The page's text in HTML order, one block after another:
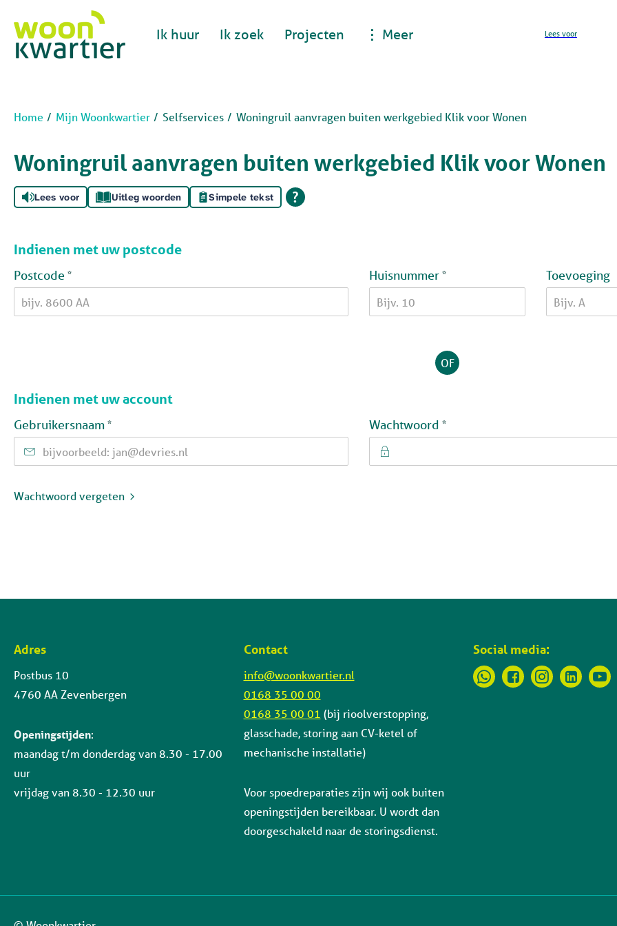
Naar de homepage
Ik huur Ik zoek Projecten Meer Lees voor
Home Mijn Woonkwartier Selfservices Woningruil aanvragen buiten werkgebied Klik voor Wonen
Woningruil aanvragen buiten werkgebied Klik voor Wonen
Lees voor Uitleg woorden Simpele tekst
Indienen met uw postcode
Postcode * Huisnummer * Toevoeging
OF
Indienen met uw account
Gebruikersnaam * Wachtwoord *
Wachtwoord vergeten
Contactinformatie
Adres
Postbus 10
4760 AA Zevenbergen
Openingstijden:
maandag t/m donderdag van 8.30 - 17.00
uur
vrijdag van 8.30 - 12.30 uur
Contact
info@woonkwartier.nl
0168 35 00 00
0168 35 00 01 (bij rioolverstopping,
glasschade, storing aan CV-ketel of
mechanische installatie)
Voor spoedreparaties zijn wij ook buiten
openingstijden bereikbaar. U wordt dan
doorgeschakeld naar de storingsdienst.
Social media: